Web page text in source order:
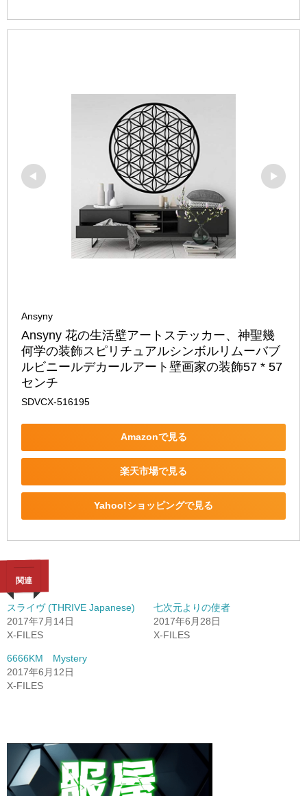
Ansyny
Ansyny 花の生活壁アートステッカー、神聖幾
何学の装飾スピリチュアルシンボルリムーバブ
ルビニールデカールアート壁画家の装飾57 * 57
センチ
SDVCX-516195
Amazonで見る
楽天市場で見る
Yahoo!ショッピングで見る
関連
スライヴ (THRIVE Japanese)
2017年7月14日
X-FILES
七次元よりの使者
2017年6月28日
X-FILES
6666KM Mystery
2017年6月12日
X-FILES